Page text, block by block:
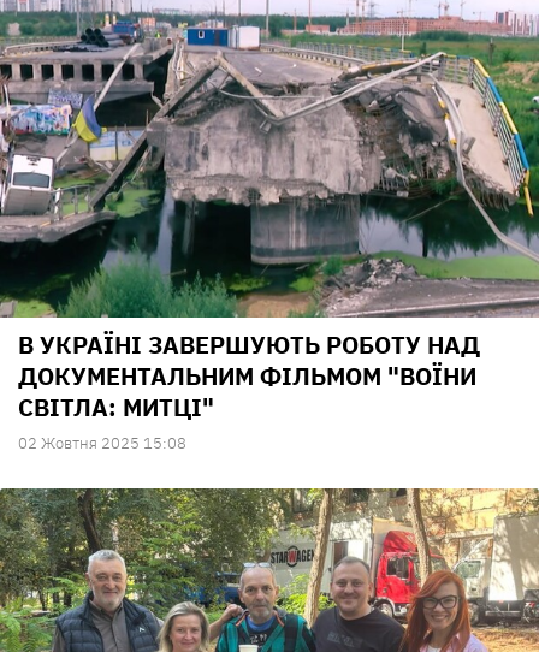
В УКРАЇНІ ЗАВЕРШУЮТЬ РОБОТУ НАД
ДОКУМЕНТАЛЬНИМ ФІЛЬМОМ "ВОЇНИ
СВІТЛА: МИТЦІ"
02 Жовтня 2025 15:08